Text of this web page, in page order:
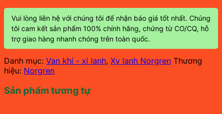
Vui lòng liên hệ với chúng tôi để nhận báo giá tốt nhất. Chúng
tôi cam kết sản phẩm 100% chính hãng, chứng từ CO/CQ, hỗ
trợ giao hàng nhanh chóng trên toàn quốc.
Danh mục: Van khí - xi lanh, Xy lanh Norgren Thương
hiệu: Norgren
Sản phẩm tương tự